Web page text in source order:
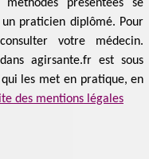
présentées se
praticien diplômé. Pour
votre médecin.
agirsante.fr est sous
les met en pratique, en
des mentions légales